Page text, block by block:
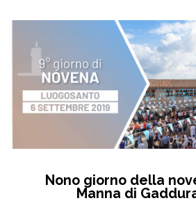
Nono giorno della
Manna di